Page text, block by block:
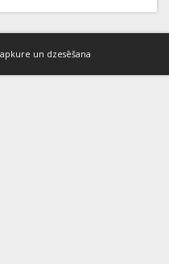
un dzesēšana